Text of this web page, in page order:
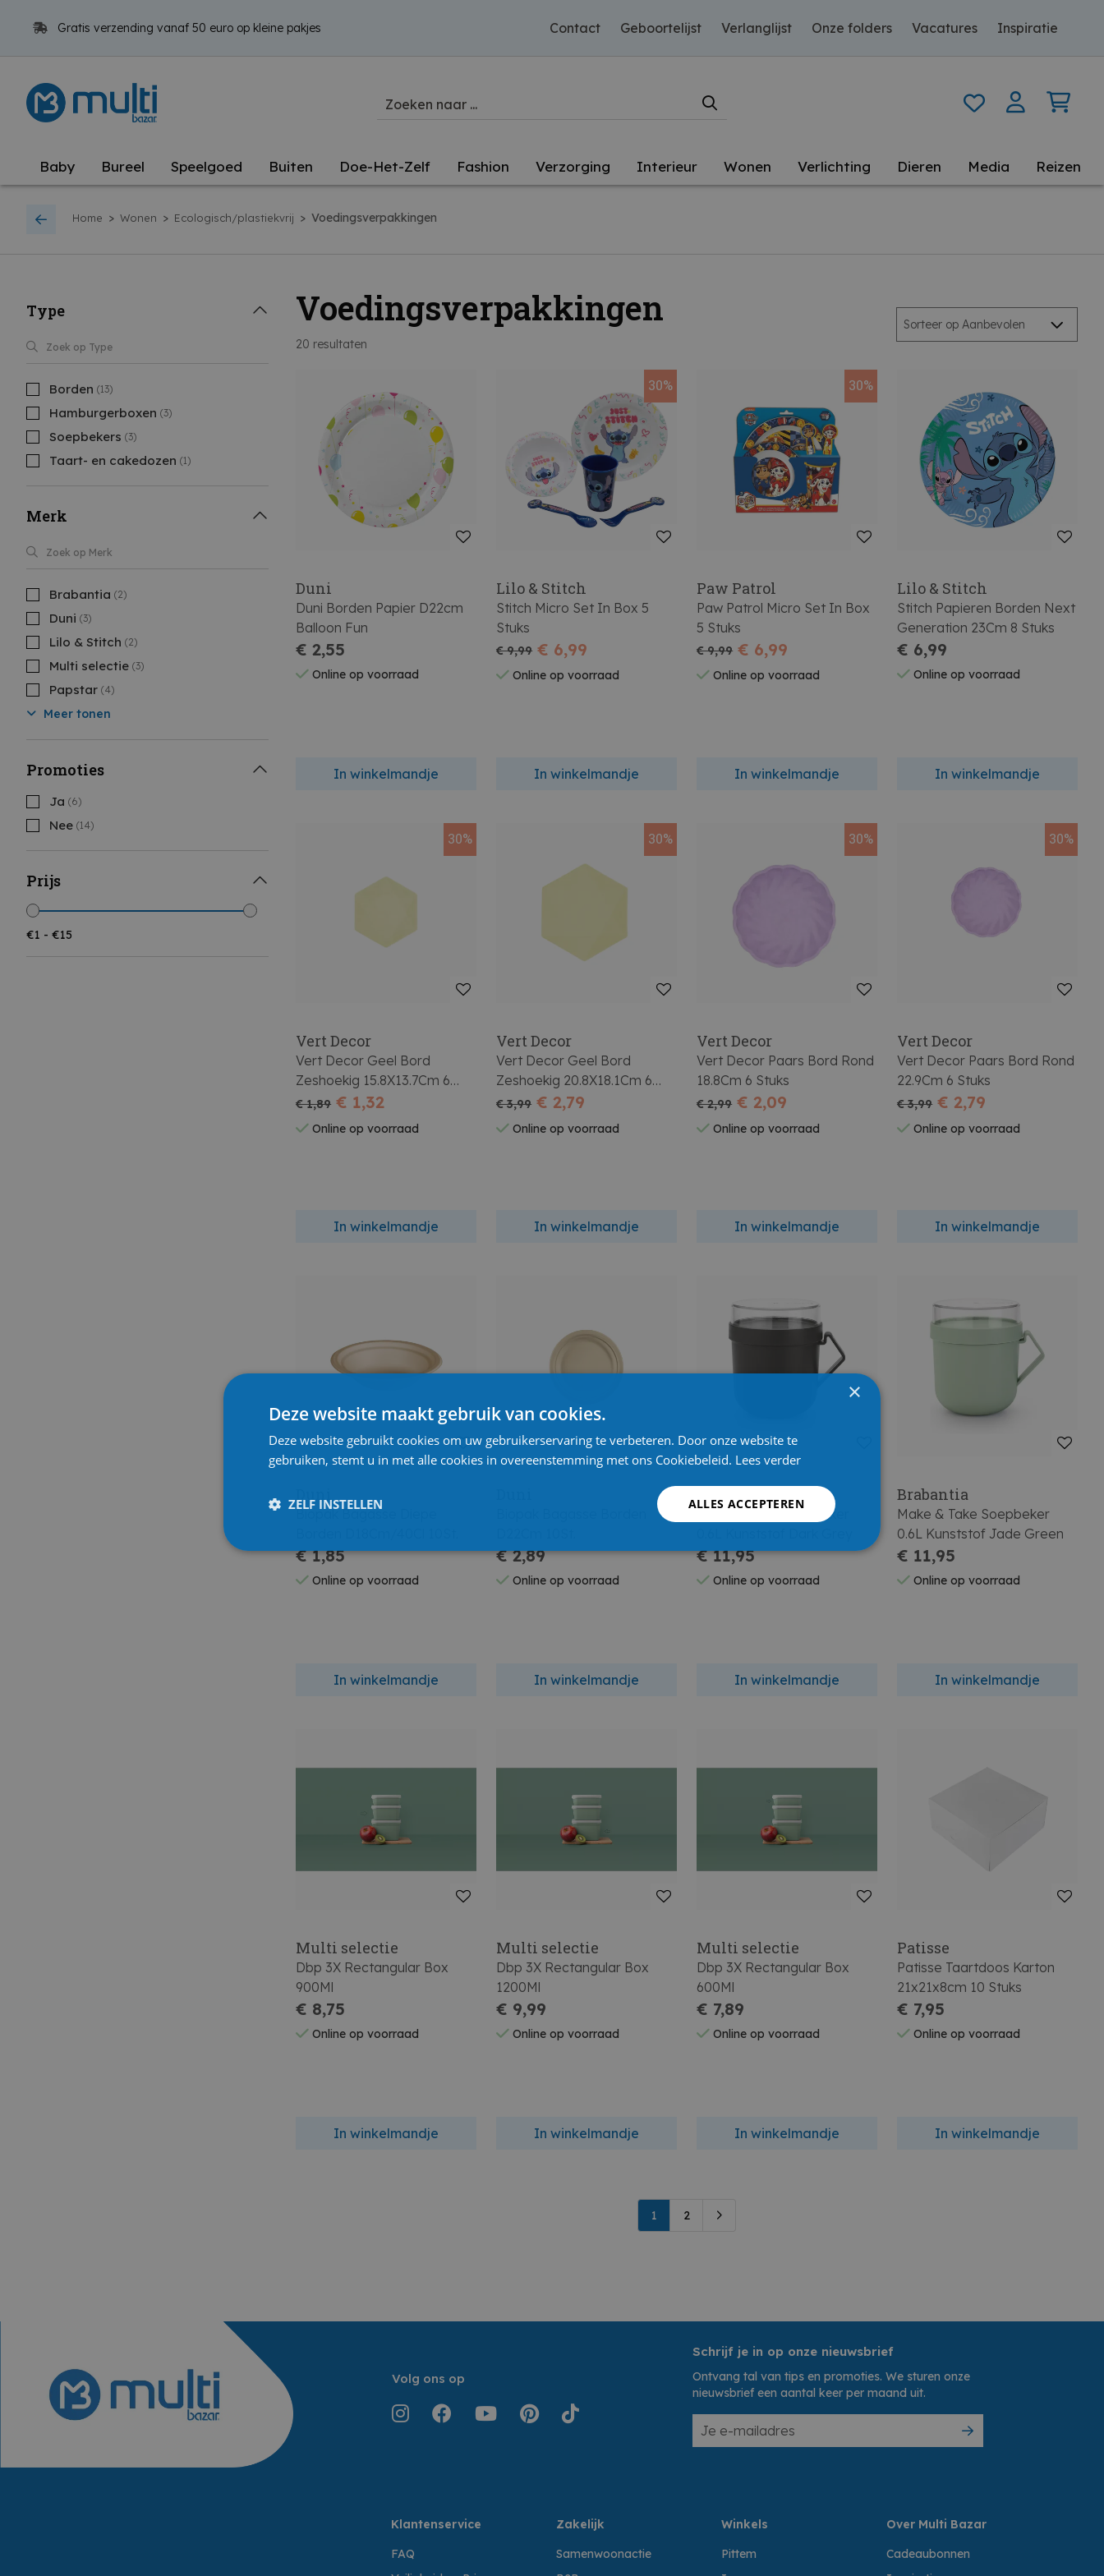
Gratis verzending vanaf 50 euro op kleine pakjes Contact Geboortelijst Verlanglijst Onze folders Vacatures Inspiratie
Baby Bureel Speelgoed Buiten Doe-Het-Zelf Fashion Verzorging Interieur Wonen Verlichting Dieren Media Reizen
Home > Wonen > Ecologisch/plastiekvrij > Voedingsverpakkingen
Type
Borden (13)
Hamburgerboxen (3)
Soepbekers (3)
Taart- en cakedozen (1)
Merk
Brabantia (2)
Duni (3)
Lilo & Stitch (2)
Multi selectie (3)
Papstar (4)
Meer tonen
Promoties
Ja (6)
Nee (14)
Prijs
Voedingsverpakkingen
20 resultaten
Duni
Duni Borden Papier D22cm
Balloon Fun
€ 2,55
Online op voorraad
In winkelmandje
30%
Lilo & Stitch
Stitch Micro Set In Box 5
Stuks
€ 9,99 € 6,99
Online op voorraad
In winkelmandje
30%
Paw Patrol
Paw Patrol Micro Set In Box
5 Stuks
€ 9,99 € 6,99
Online op voorraad
In winkelmandje
Lilo & Stitch
Stitch Papieren Borden Next
Generation 23Cm 8 Stuks
€ 6,99
Online op voorraad
In winkelmandje
30%
Vert Decor
Vert Decor Geel Bord
Zeshoekig 15.8X13.7Cm 6
Stuks
€ 1,89 € 1,32
Online op voorraad
In winkelmandje
30%
Vert Decor
Vert Decor Geel Bord
Zeshoekig 20.8X18.1Cm 6
Stuks
€ 3,99 € 2,79
Online op voorraad
In winkelmandje
30%
Vert Decor
Vert Decor Paars Bord Rond
18.8Cm 6 Stuks
€ 2,99 € 2,09
Online op voorraad
In winkelmandje
30%
Vert Decor
Vert Decor Paars Bord Rond
22.9Cm 6 Stuks
€ 3,99 € 2,79
Online op voorraad
In winkelmandje
Biopak Bagasse Diepe
€ 1,85
Online op voorraad
In winkelmandje
€ 2,89
Online op voorraad
In winkelmandje
Make & Take Soepbeker
€ 11,95
Online op voorraad
In winkelmandje
Brabantia
Make & Take Soepbeker
0.6L Kunststof Jade Green
€ 11,95
Online op voorraad
In winkelmandje
Multi selectie
Dbp 3X Rectangular Box
900Ml
€ 8,75
Online op voorraad
In winkelmandje
Multi selectie
Dbp 3X Rectangular Box
1200Ml
€ 9,99
Online op voorraad
In winkelmandje
Multi selectie
Dbp 3X Rectangular Box
600Ml
€ 7,89
Online op voorraad
In winkelmandje
Patisse
Patisse Taartdoos Karton
21x21x8cm 10 Stuks
€ 7,95
Online op voorraad
In winkelmandje
1 2
Volg ons op
Schrijf je in op onze nieuwsbrief
Ontvang tal van tips en promoties. We sturen onze
nieuwsbrief een aantal keer per maand uit.
Klantenservice
FAQ
Zakelijk
Samenwoonactie
Winkels
Pittem
Over Multi Bazar
Cadeaubonnen
×
Deze website maakt gebruik van cookies.
Deze website gebruikt cookies om uw gebruikerservaring te verbeteren. Door onze website te
gebruiken, stemt u in met alle cookies in overeenstemming met ons Cookiebeleid. Lees verder
ALLES ACCEPTEREN
ZELF INSTELLEN